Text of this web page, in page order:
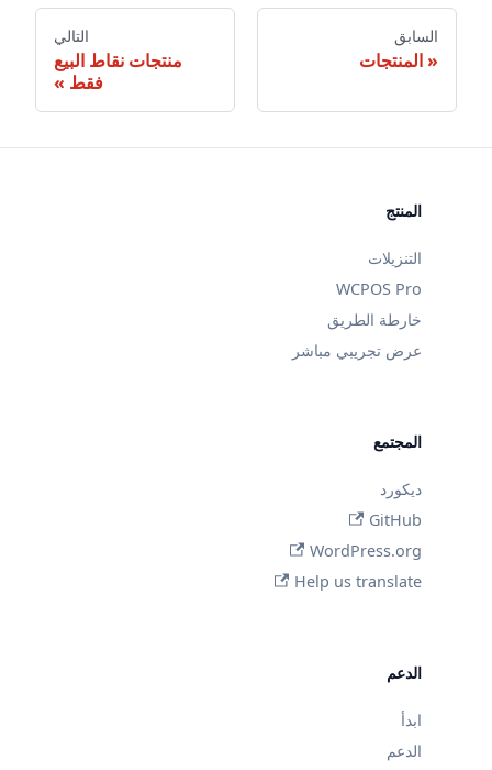
السابق
المنتجات
التالي
منتجات نقاط البيع
فقط
المنتج
التنزيلات
WCPOS Pro
خارطة الطريق
عرض تجريبي مباشر
المجتمع
ديكورد
GitHub
WordPress.org
Help us translate
الدعم
ابدأ
الدعم